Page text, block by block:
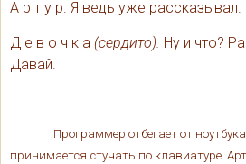
А р т у р. Я ведь уже рассказывал.
Д е в о ч к а (сердито). Ну и что?
Давай.
Программер отбегает от
принимается стучать по клавиатуре.